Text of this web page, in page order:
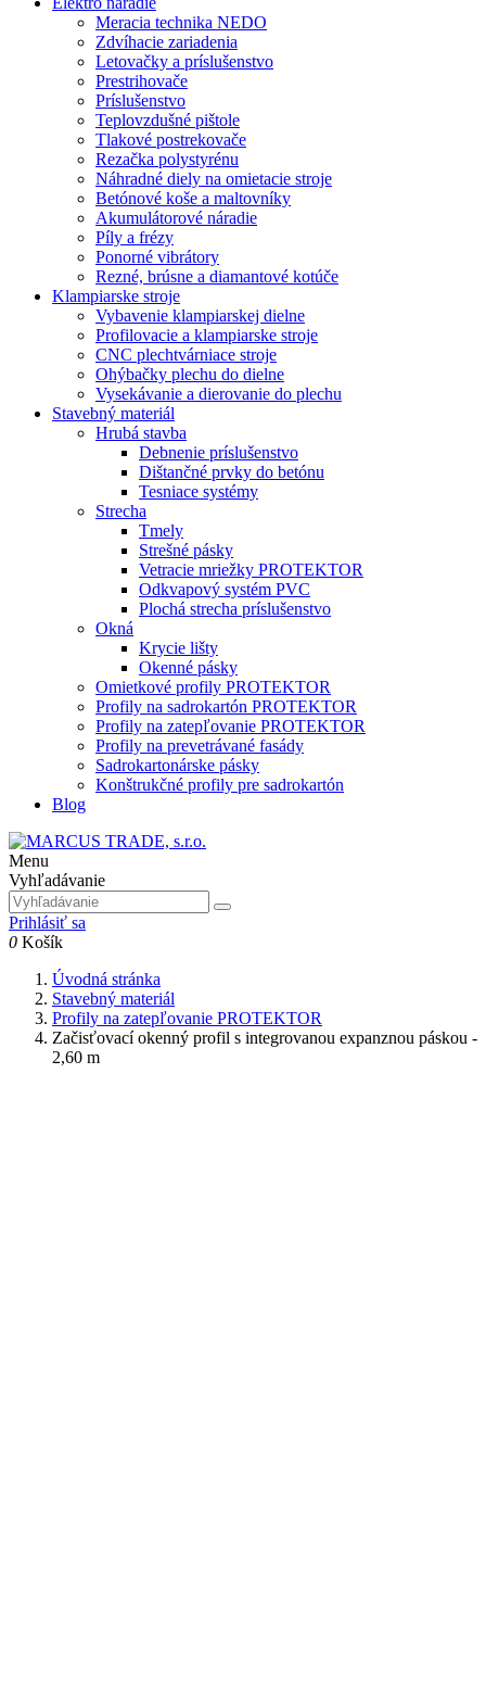
Meracia technika NEDO
Zdvíhacie zariadenia
Letovačky a príslušenstvo
Prestrihovače
Príslušenstvo
Teplovzdušné pištole
Tlakové postrekovače
Rezačka polystyrénu
Náhradné diely na omietacie stroje
Betónové koše a maltovníky
Akumulátorové náradie
Píly a frézy
Ponorné vibrátory
Rezné, brúsne a diamantové kotúče
Klampiarske stroje
Vybavenie klampiarskej dielne
Profilovacie a klampiarske stroje
CNC plechtvárniace stroje
Ohýbačky plechu do dielne
Vysekávanie a dierovanie do plechu
Stavebný materiál
Hrubá stavba
Debnenie príslušenstvo
Dištančné prvky do betónu
Tesniace systémy
Strecha
Tmely
Strešné pásky
Vetracie mriežky PROTEKTOR
Odkvapový systém PVC
Plochá strecha príslušenstvo
Okná
Krycie lišty
Okenné pásky
Omietkové profily PROTEKTOR
Profily na sadrokartón PROTEKTOR
Profily na zatepľovanie PROTEKTOR
Profily na prevetrávané fasády
Sadrokartonárske pásky
Konštrukčné profily pre sadrokartón
Blog
Menu
Vyhľadávanie
Prihlásiť sa
0 Košík
Úvodná stránka
Stavebný materiál
Profily na zatepľovanie PROTEKTOR
Začisťovací okenný profil s integrovanou expanznou páskou -
2,60 m